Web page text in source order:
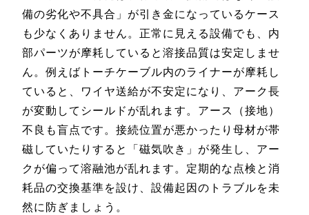
備の劣化や不具合」が引き金になっているケース
も少なくありません。正常に見える設備でも、内
部パーツが摩耗していると溶接品質は安定しませ
ん。例えばトーチケーブル内のライナーが摩耗し
ていると、ワイヤ送給が不安定になり、アーク長
が変動してシールドが乱れます。アース（接地）
不良も盲点です。接続位置が悪かったり母材が帯
磁していたりすると「磁気吹き」が発生し、アー
クが偏って溶融池が乱れます。定期的な点検と消
耗品の交換基準を設け、設備起因のトラブルを未
然に防ぎましょう。